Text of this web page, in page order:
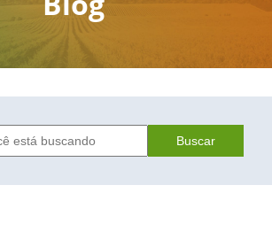
Buscar